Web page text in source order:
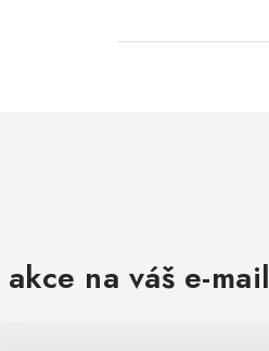
na váš e-mail